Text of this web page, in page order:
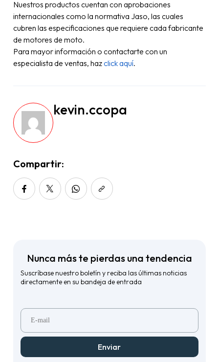
Nuestros productos cuentan con aprobaciones
internacionales como la normativa Jaso, las cuales
cubren las especificaciones que requiere cada fabricante
de motores de moto.
Para mayor información o contactarte con un
especialista de ventas, hazclick aquí.
kevin.ccopa
Compartir:
Nunca más te pierdas una tendencia
Suscríbase nuestro boletín y reciba las últimas noticias
directamente en su bandeja de entrada
Enviar